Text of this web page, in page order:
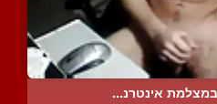
אינטרנ...